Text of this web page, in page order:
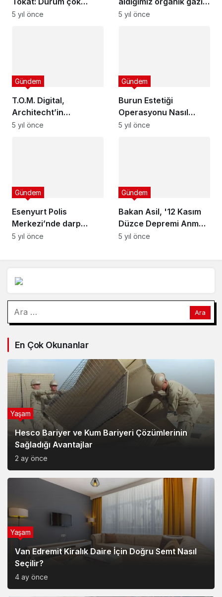
ciddi, alevler termik
5 yıl önce
yurttaşlarımıza 25
5 yıl önce
T.O.M. Digital,
Architecht’in
geliştirdiği finansman
Gündem
5 yıl önce
Burun Estetiği
Operasyonu Nasıl
Yapılır?
Gündem
5 yıl önce
Esenyurt Polis
Merkezi’nde darp
sonucu ölüm iddiası:
Gündem
5 yıl önce
Bakan Asil, '12 Kasım
Düzce Depremi Anma
Töreni'nde konuştu
Gündem
5 yıl önce
En Çok Okunanlar
Hesco Bariyer ve Kum Bariyeri Çözümlerinin
Sağladığı Avantajlar
2 ay önce
Yaşam
Van Edremit Kiralık Daire İçin Doğru Semt Nasıl
Seçilir?
4 ay önce
Yaşam